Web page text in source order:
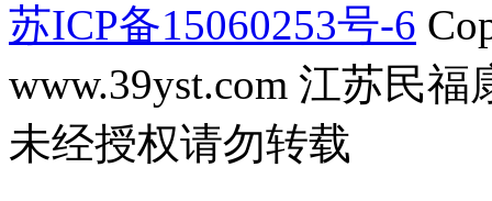
苏ICP备15060253号-6
www.39yst.com 江苏民
未经授权请勿转载